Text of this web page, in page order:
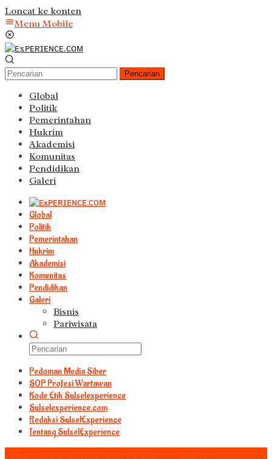
Loncat ke konten
Menu Mobile
Pencarian
Global
Politik
Pemerintahan
Hukrim
Akademisi
Komunitas
Pendidikan
Galeri
Global
Politik
Pemerintahan
Hukrim
Akademisi
Komunitas
Pendidikan
Galeri
Bisnis
Pariwisata
Pedoman Media Siber
S0P Profesi Wartawan
Kode Etik Sulselexperience
Sulselexperience.com
Redaksi SulselExperience
Tentang SulselExperience